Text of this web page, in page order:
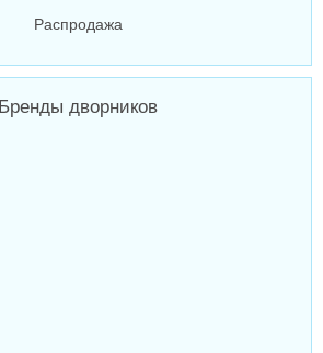
Распродажа
Бренды дворников